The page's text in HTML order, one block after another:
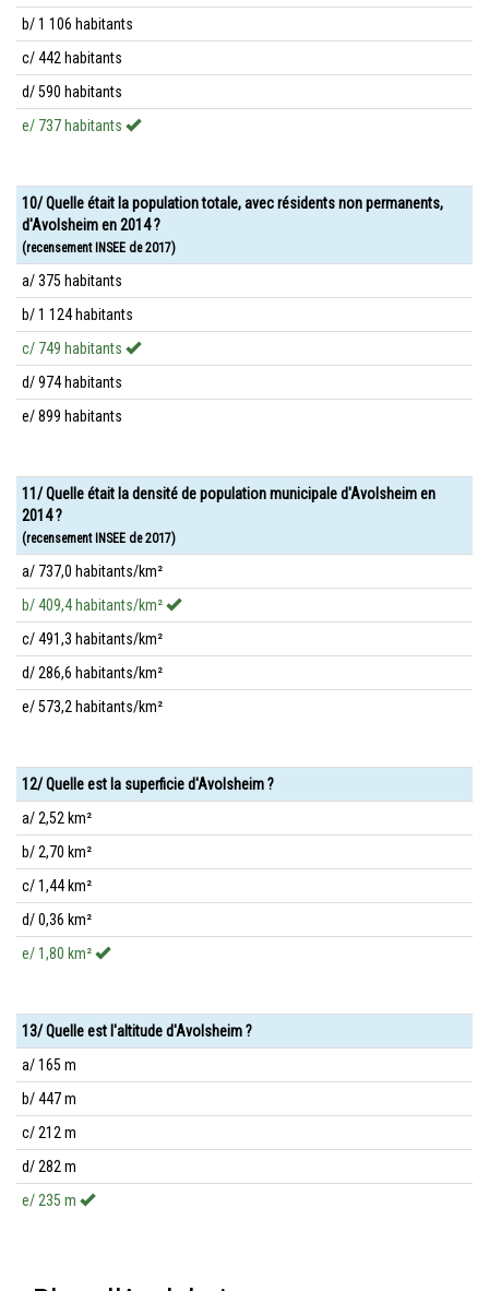
b/ 1 106 habitants
c/ 442 habitants
d/ 590 habitants
e/ 737 habitants
10/ Quelle était la population totale, avec résidents non permanents,
d'Avolsheim en 2014 ?
(recensement INSEE de 2017)
a/ 375 habitants
b/ 1 124 habitants
c/ 749 habitants
d/ 974 habitants
e/ 899 habitants
11/ Quelle était la densité de population municipale d'Avolsheim en
2014 ?
(recensement INSEE de 2017)
a/ 737,0 habitants/km²
b/ 409,4 habitants/km²
c/ 491,3 habitants/km²
d/ 286,6 habitants/km²
e/ 573,2 habitants/km²
12/ Quelle est la superficie d'Avolsheim ?
a/ 2,52 km²
b/ 2,70 km²
c/ 1,44 km²
d/ 0,36 km²
e/ 1,80 km²
13/ Quelle est l'altitude d'Avolsheim ?
a/ 165 m
b/ 447 m
c/ 212 m
d/ 282 m
e/ 235 m